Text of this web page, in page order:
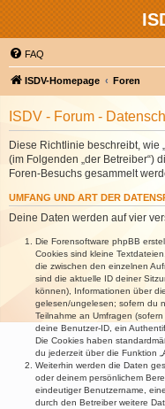
FAQ
ISDV-Homepage Foren
ISDV - Forum -
Diese Richtlinie beschreibt, wie
(im Folgenden „der Betreiber“)
Foren-Besuchs gesammelt
UMFANG UND ART DER
Deine Daten werden auf vier
Die Forensoftware phpBB
Cookies sind kleine
die zwischen den einzelnen
sind die aktuelle ID deiner
können), Informationen über
gelesen/ungelesen; sofern du
Teilnahme an Umfragen
deine Benutzer-ID, ein
Die Cookies haben
du jederzeit über die Funktion
Weiterhin werden die Daten
oder deinem persönlichem
eindeutiger Benutzername,
durch den Betreiber weitere